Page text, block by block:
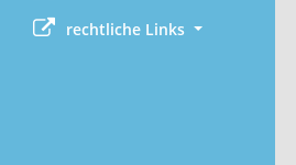
rechtliche Links